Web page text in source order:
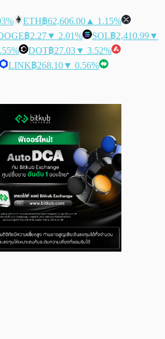
ETH฿62,606.00 ▲ 1.15%
฿2.27▼ 2.01% SOL฿2,410.99▼
DOT฿27.03▼ 3.52%
LINK฿268.10▼ 0.56%